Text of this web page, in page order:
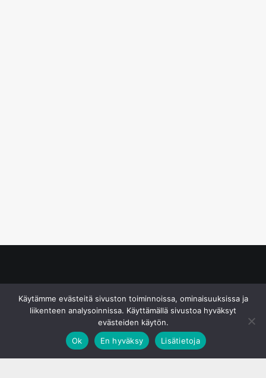
Käytämme evästeitä sivuston toiminnoissa, ominaisuuksissa ja
liikenteen analysoinnissa. Käyttämällä sivustoa hyväksyt
evästeiden käytön.
Ok
En hyväksy Lisätietoja